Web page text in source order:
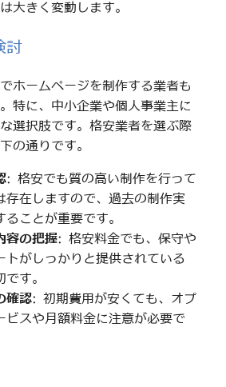
大きく変動します。
討
ホームページを制作する業者も
特に、中小企業や個人事業主に
選択肢です。格安業者を選ぶ際
の通りです。
: 格安でも質の高い制作を行って
存在しますので、過去の制作実
ることが重要です。
容の把握: 格安料金でも、保守や
トがしっかりと提供されている
です。
確認: 初期費用が安くても、オプ
ビスや月額料金に注意が必要で